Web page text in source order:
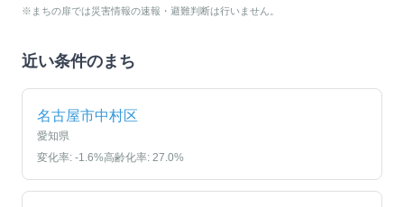
※まちの扉では災害情報の速報・避難判断は行いません。
近い条件のまち
名古屋市中村区
愛知県
変化率: -1.6%高齢化率: 27.0%